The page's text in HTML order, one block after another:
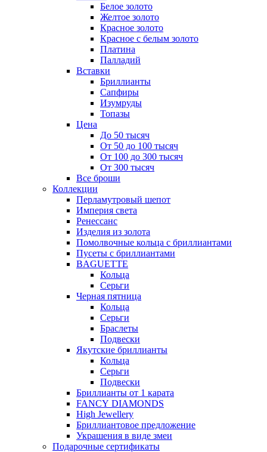
Белое золото
Желтое золото
Красное золото
Красное с белым золото
Платина
Палладий
Вставки
Бриллианты
Сапфиры
Изумруды
Топазы
Цена
До 50 тысяч
От 50 до 100 тысяч
От 100 до 300 тысяч
От 300 тысяч
Все броши
Коллекции
Перламутровый шепот
Империя света
Ренессанс
Изделия из золота
Помолвочные кольца с бриллиантами
Пусеты с бриллиантами
BAGUETTE
Кольца
Серьги
Черная пятница
Кольца
Серьги
Браслеты
Подвески
Якутские бриллианты
Кольца
Серьги
Подвески
Бриллианты от 1 карата
FANCY DIAMONDS
High Jewellery
Бриллиантовое предложение
Украшения в виде змеи
Подарочные сертификаты